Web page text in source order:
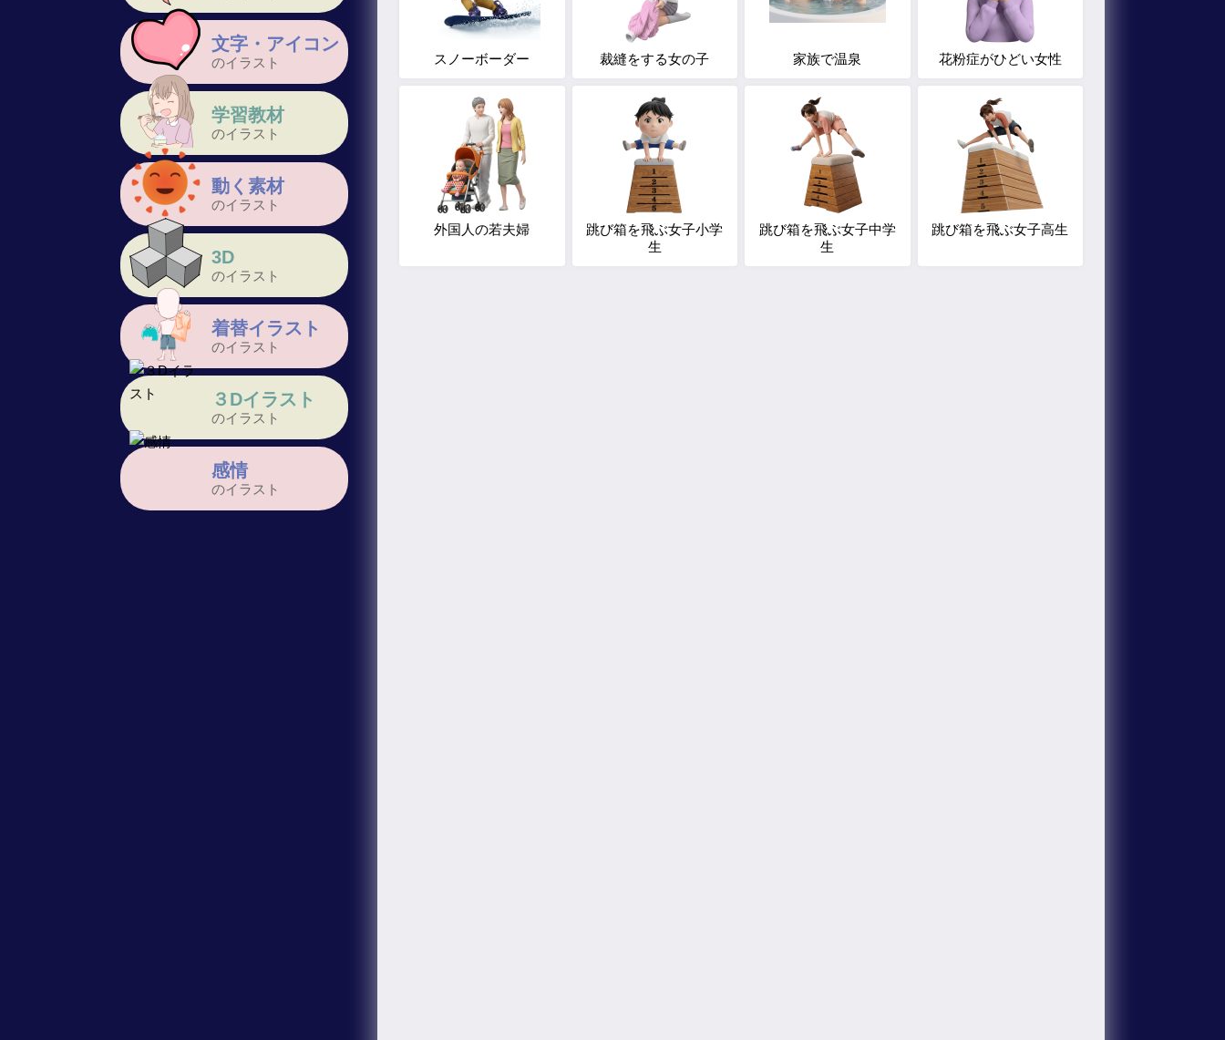
文字・アイコン
のイラスト
学習教材
のイラスト
動く素材
のイラスト
3D
のイラスト
着替イラスト
のイラスト
３Dイラスト
のイラスト
感情
のイラスト
スノーボーダー 裁縫をする女の子 家族で温泉 花粉症がひどい女性
外国人の若夫婦
跳び箱を飛ぶ女子小学
生
跳び箱を飛ぶ女子中学
生
跳び箱を飛ぶ女子高生